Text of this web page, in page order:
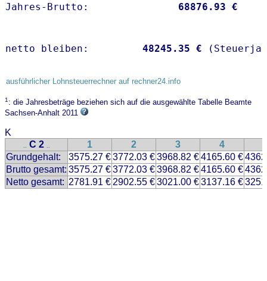
Jahres-Brutto: 68876.93 €
netto bleiben: 48245.35 €
ausführlicher Lohnsteuerrechner auf rechner24.info
1: die Jahresbeträge beziehen sich auf die ausgewählte Tabelle Beamte
Sachsen-Anhalt 2011
K
.. C 2 .. 1 2 3 4
Grundgehalt:
3575.27 €3772.03 €3968.82 €4165.60 €
Brutto gesamt: 3575.27 €3772.03 €3968.82 €4165.60 €
Netto gesamt: 2781.91 € 2902.55 €3021.00 €3137.16 €